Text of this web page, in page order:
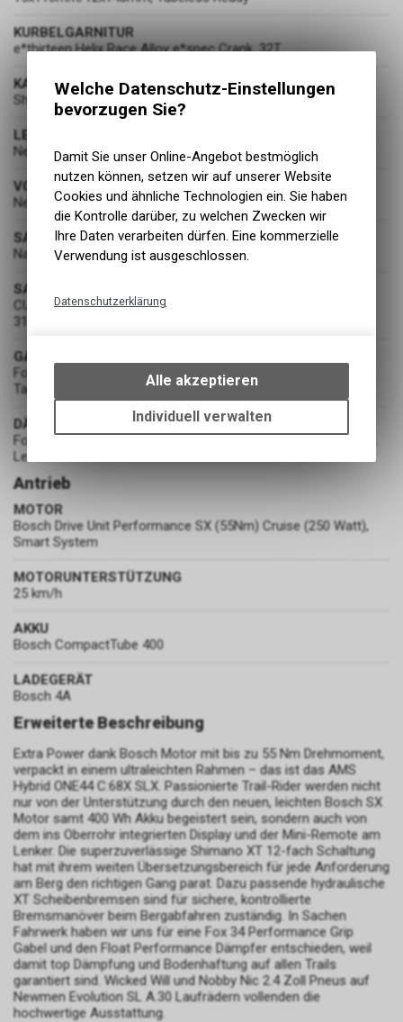
KURBELGARNITUR
e*thirteen Helix Race Alloy e*spec Crank, 32T
KASSETTE
Shimano XT CS-M8100, 10-51T
LENKER
Newmen Advanced 318.25, Carbon, 780mm
VORBAU
Newmen Evolution SL 318.4, 31.8mm / 40mm
SATTEL
Natural Fit Nuance SL
SATTELSTÜTZE
CUBE Dropper Post, Handlebar Lever, Internal Cable Routing,
31.6mm
GABEL
Fox 34 Float Performance GRIP, 3-Position w/ Micro Adjust,
Tapered, 15x110mm, 140mm (140 mm)
DÄMPFER
Fox Float Performance, 210x55mm, Adjustable LSR w/ 2-Pos.
Lever
Antrieb
MOTOR
Bosch Drive Unit Performance SX (55Nm) Cruise (250 Watt),
Smart System
MOTORUNTERSTÜTZUNG
25 km/h
AKKU
Bosch CompactTube 400
LADEGERÄT
Bosch 4A
Erweiterte Beschreibung
Extra Power dank Bosch Motor mit bis zu 55 Nm Drehmoment,
verpackt in einem ultraleichten Rahmen – das ist das AMS
Hybrid ONE44 C:68X SLX. Passionierte Trail-Rider werden nicht
nur von der Unterstützung durch den neuen, leichten Bosch SX
Motor samt 400 Wh Akku begeistert sein, sondern auch von
dem ins Oberrohr integrierten Display und der Mini-Remote am
Lenker. Die superzuverlässige Shimano XT 12-fach Schaltung
hat mit ihrem weiten Übersetzungsbereich für jede Anforderung
am Berg den richtigen Gang parat. Dazu passende hydraulische
XT Scheibenbremsen sind für sichere, kontrollierte
Bremsmanöver beim Bergabfahren zuständig. In Sachen
Fahrwerk haben wir uns für eine Fox 34 Performance Grip
Gabel und den Float Performance Dämpfer entschieden, weil
damit top Dämpfung und Bodenhaftung auf allen Trails
garantiert sind. Wicked Will und Nobby Nic 2.4 Zoll Pneus auf
Newmen Evolution SL A.30 Laufrädern vollenden die
hochwertige Ausstattung.
Welche Datenschutz-Einstellungen
bevorzugen Sie?
Damit Sie unser Online-Angebot bestmöglich
nutzen können, setzen wir auf unserer Website
Cookies und ähnliche Technologien ein. Sie haben
die Kontrolle darüber, zu welchen Zwecken wir
Ihre Daten verarbeiten dürfen. Eine kommerzielle
Verwendung ist ausgeschlossen.
Datenschutzerklärung
bestimmte Interaktionen und
Einstellungen auf Ihrem Gerät,
um die grundlegenden
Funktionen unseres Online-
keinerlei Rückschlüsse auf Ihre
Alle akzeptieren
Individuell verwalten